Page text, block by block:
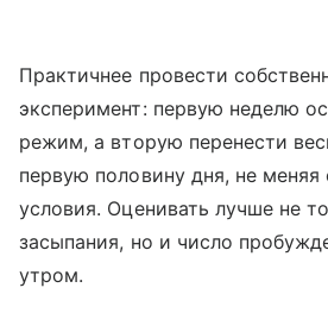
Практичнее провести
эксперимент: первую неделю
режим, а вторую перенести
первую половину дня, не меняя
условия. Оценивать лучше не
засыпания, но и число
утром.